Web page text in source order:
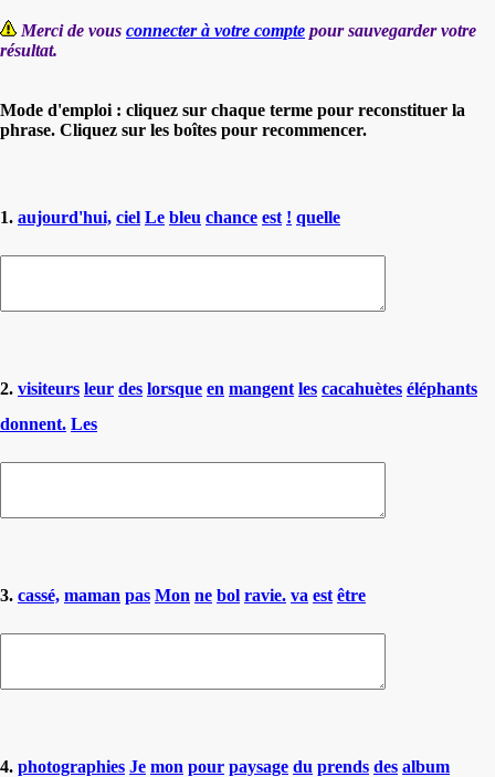
Merci de vous connecter à votre compte pour sauvegarder votre
résultat.
Mode d'emploi : cliquez sur chaque terme pour reconstituer la
phrase. Cliquez sur les boîtes pour recommencer.
1. aujourd'hui, ciel Le bleu chance est ! quelle
2. visiteurs leur des lorsque en mangent les cacahuètes éléphants
donnent. Les
3. cassé, maman pas Mon ne bol ravie. va est être
4. photographies Je mon pour paysage du prends des album